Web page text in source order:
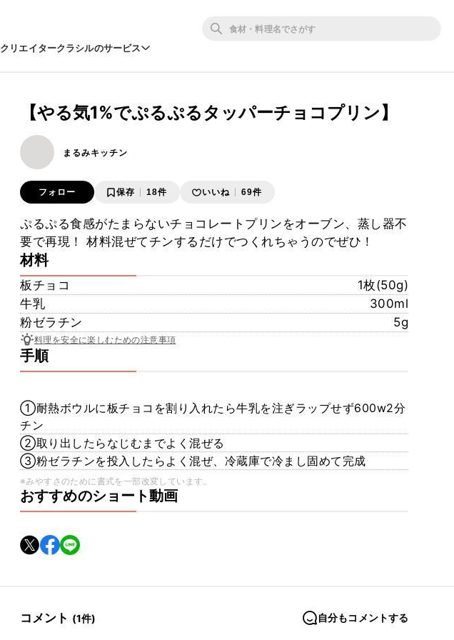
クリエイタークラシルのサービス
【やる気1%でぷるぷるタッパーチョコプリン】
まるみキッチン
フォロー 保存 18件 いいね 69件
ぷるぷる食感がたまらないチョコレートプリンをオーブン、蒸し器不
要で再現！ 材料混ぜてチンするだけでつくれちゃうのでぜひ！
材料
板チョコ
1枚(50g)
牛乳
300ml
粉ゼラチン
5g
料理を安全に楽しむための注意事項
手順
①耐熱ボウルに板チョコを割り入れたら牛乳を注ぎラップせず600w2分
チン
②取り出したらなじむまでよく混ぜる
③粉ゼラチンを投入したらよく混ぜ、冷蔵庫で冷まし固めて完成
※みやすさのために書式を一部改変しています。
おすすめのショート動画
コメント (1件) 自分もコメントする